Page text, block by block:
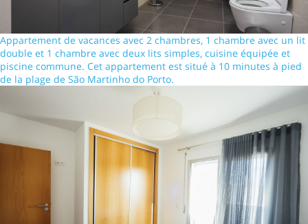
Appartement de vacances avec 2 chambres, 1 chambre avec un lit
double et 1 chambre avec deux lits simples, cuisine équipée et
piscine commune. Cet appartement est situé à 10 minutes à pied
de la plage de São Martinho do Porto.